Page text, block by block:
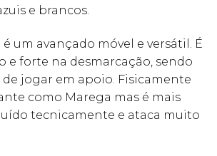
e brancos.
um avançado móvel e versátil. É
e forte na desmarcação, sendo
jogar em apoio. Fisicamente
como Marega mas é mais
tecnicamente e ataca muito